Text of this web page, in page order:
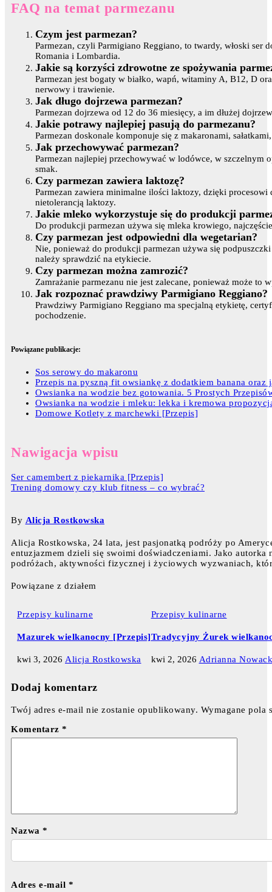
FAQ na temat parmezanu
Czym jest parmezan?
Parmezan, czyli Parmigiano Reggiano, to twardy, włoski
Romania i Lombardia.
Jakie są korzyści zdrowotne ze spożywania
Parmezan jest bogaty w białko, wapń, witaminy A, B12, D
nerwowy i trawienie.
Jak długo dojrzewa parmezan?
Parmezan dojrzewa od 12 do 36 miesięcy, a im dłużej
Jakie potrawy najlepiej pasują do parmezanu?
Parmezan doskonale komponuje się z makaronami,
Jak przechowywać parmezan?
Parmezan najlepiej przechowywać w lodówce, w szczelnym
smak.
Czy parmezan zawiera laktozę?
Parmezan zawiera minimalne ilości laktozy, dzięki
nietolerancją laktozy.
Jakie mleko wykorzystuje się do produkcji
Do produkcji parmezan używa się mleka krowiego,
Czy parmezan jest odpowiedni dla wegetarian?
Nie, ponieważ do produkcji parmezan używa się
należy sprawdzić na etykiecie.
Czy parmezan można zamrozić?
Zamrażanie parmezanu nie jest zalecane, ponieważ może to
Jak rozpoznać prawdziwy Parmigiano Reggiano?
Prawdziwy Parmigiano Reggiano ma specjalną etykietę,
pochodzenie.
Powiązane publikacje:
Sos serowy do makaronu
Przepis na pyszną fit owsiankę z dodatkiem banana oraz
Owsianka na wodzie bez gotowania. 5 Prostych
Owsianka na wodzie i mleku: lekka i kremowa
Domowe Kotlety z marchewki [Przepis]
Nawigacja wpisu
Ser camembert z piekarnika [Przepis]
Trening domowy czy klub fitness – co wybrać?
By Alicja Rostkowska
Alicja Rostkowska, 24 lata, jest pasjonatką podróży po
entuzjazmem dzieli się swoimi doświadczeniami. Jako
podróżach, aktywności fizycznej i życiowych wyzwaniach,
Powiązane z działem
Przepisy kulinarne
Mazurek wielkanocny [Przepis]
kwi 3, 2026 Alicja Rostkowska
Przepisy kulinarne
Tradycyjny Żurek
kwi 2, 2026 Adrianna
Dodaj komentarz
Twój adres e-mail nie zostanie opublikowany. Wymagane pola
Komentarz *
Nazwa *
Adres e-mail *